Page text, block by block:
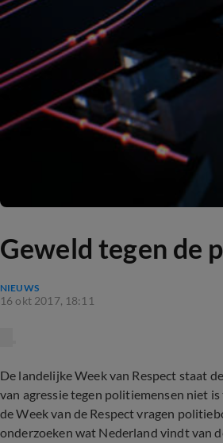
Geweld tegen de
NIEUWS
16 okt 2017, 18:11
De landelijke Week van Respect staat
van agressie tegen politiemensen niet
de Week van de Respect vragen
onderzoeken wat Nederland vindt van